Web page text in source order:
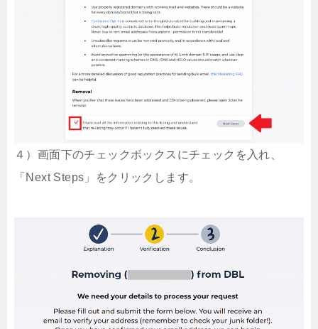
４）画面下のチェックボックスにチェックを入れ、
「Next Steps」をクリックします。